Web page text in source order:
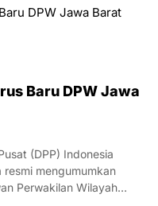
Baru DPW Jawa
(DPP) Indonesia
mengumumkan
Perwakilan Wilayah…